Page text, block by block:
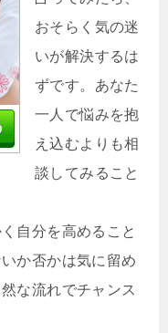
おそらく気の迷
いが解決するは
ずです。あなた
一人で悩みを抱
え込むよりも相
談してみること
自分を高めること
か否かは気に留め
な流れでチャンス